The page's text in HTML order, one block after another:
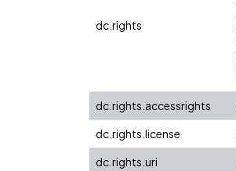
dc.rights
dc.rights.accessrights
dc.rights.license
dc.rights.uri